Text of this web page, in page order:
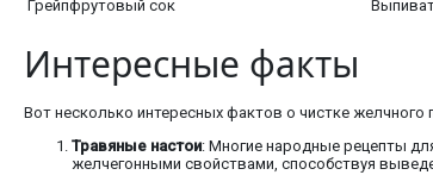
Грейпфрутовый сок
Интересные факты
Вот несколько интересных фактов о чистке
Травяные настои: Многие народные рецепты
желчегонными свойствами, способствуя